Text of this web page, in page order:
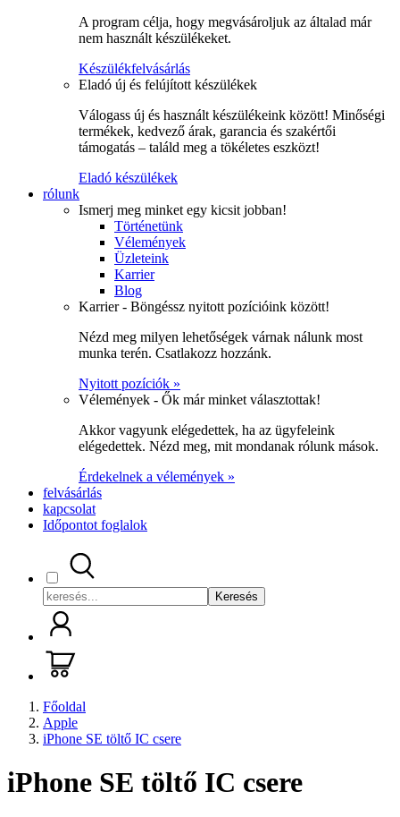
A program célja, hogy megvásároljuk az általad már
nem használt készülékeket.
Készülékfelvásárlás
Eladó új és felújított készülékek
Válogass új és használt készülékeink között! Minőségi
termékek, kedvező árak, garancia és szakértői
támogatás – találd meg a tökéletes eszközt!
Eladó készülékek
rólunk
Ismerj meg minket egy kicsit jobban!
Történetünk
Vélemények
Üzleteink
Karrier
Blog
Karrier - Böngéssz nyitott pozícióink között!
Nézd meg milyen lehetőségek várnak nálunk most
munka terén. Csatlakozz hozzánk.
Nyitott pozíciók »
Vélemények - Ők már minket választottak!
Akkor vagyunk elégedettek, ha az ügyfeleink
elégedettek. Nézd meg, mit mondanak rólunk mások.
Érdekelnek a vélemények »
felvásárlás
kapcsolat
Időpontot foglalok
Keresés
Főoldal
Apple
iPhone SE töltő IC csere
iPhone SE töltő IC csere